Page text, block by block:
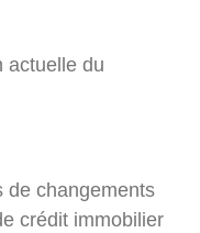
actuelle du
de changements
crédit immobilier